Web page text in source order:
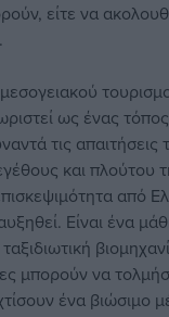
είτε να
ως ένας
τις απαιτήσεις
και πλούτου
από
Είναι ένα
μπορούν να
ένα βιώσιμο